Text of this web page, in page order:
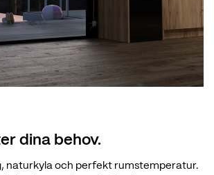
dina behov.
naturkyla och perfekt rumstemperatur.